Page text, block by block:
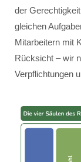
der
gleichen
Mitarbeitern mit
Rücksicht – wir
Verpflichtungen